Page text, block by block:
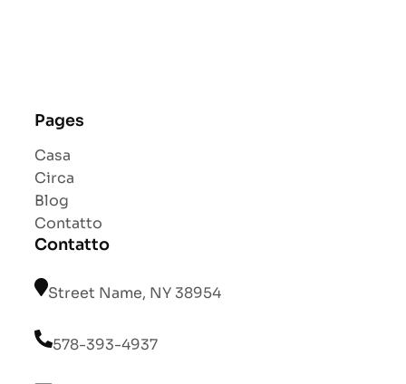
Pages
Casa
Circa
Blog
Contatto
Contatto
Street Name, NY 38954
578-393-4937